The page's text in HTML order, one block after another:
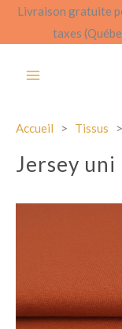
AllerLivraison gratuite
taxes
Accueil > Tissus >
Jersey